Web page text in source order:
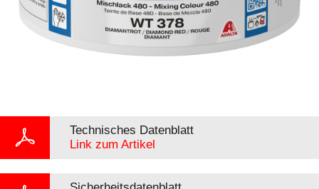
Technisches Datenblatt
Link zum Artikel